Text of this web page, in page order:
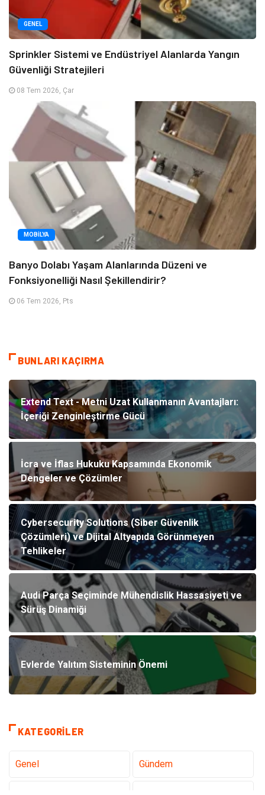
GENEL
Sprinkler Sistemi ve Endüstriyel Alanlarda Yangın
Güvenliği Stratejileri
08 Tem 2026, Çar
MOBILYA
Banyo Dolabı Yaşam Alanlarında Düzeni ve
Fonksiyonelliği Nasıl Şekillendirir?
06 Tem 2026, Pts
BUNLARI KAÇIRMA
Extend Text - Metni Uzat Kullanmanın Avantajları:
İçeriği Zenginleştirme Gücü
İcra ve İflas Hukuku Kapsamında Ekonomik
Dengeler ve Çözümler
Cybersecurity Solutions (Siber Güvenlik
Çözümleri) ve Dijital Altyapıda Görünmeyen
Tehlikeler
Audi Parça Seçiminde Mühendislik Hassasiyeti ve
Sürüş Dinamiği
Evlerde Yalıtım Sisteminin Önemi
KATEGORILER
Genel Gündem